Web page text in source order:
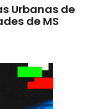
Urbanas de
de MS